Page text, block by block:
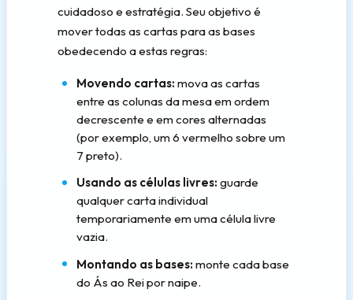
cuidadoso e estratégia. Seu objetivo é
mover todas as cartas para as bases
obedecendo a estas regras:
Movendo cartas: mova as cartas
entre as colunas da mesa em ordem
decrescente e em cores alternadas
(por exemplo, um 6 vermelho sobre um
7 preto).
Usando as células livres: guarde
qualquer carta individual
temporariamente em uma célula livre
vazia.
Montando as bases: monte cada base
do Ás ao Rei por naipe.